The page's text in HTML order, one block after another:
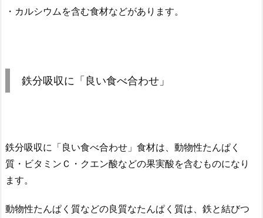
・カルシウムを含む食材などがあります。
鉄分吸収に「良い食べ合わせ」
鉄分吸収に「良い食べ合わせ」食材は、動物性たんぱく
質・ビタミンＣ・クエン酸などの果実酸を含むものになり
ます。
動物性たんぱく質などの良質なたんぱく質は、鉄と結びつ